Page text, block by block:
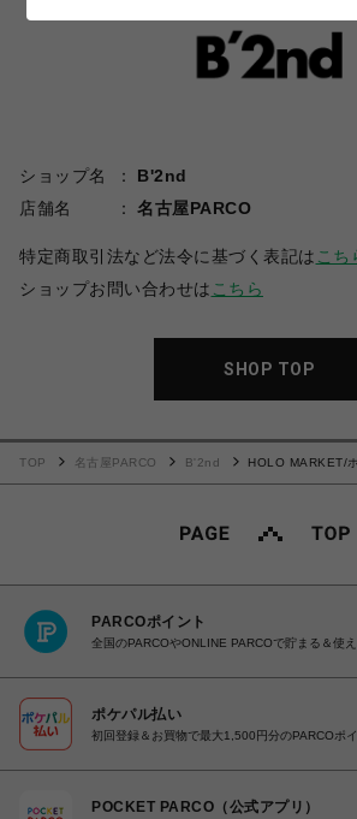
ショップ名
B'2nd
店舗名
名古屋PARCO
特定商取引法など法令に基づく表記は こち
ショップお問い合わせは こちら
SHOP TOP
TOP 名古屋PARCO B'2nd
HOLO MARKET/
PARCOポイント
全国のPARCOやONLINE PARCOで貯まる＆使
ポケパル払い
初回登録＆お買物で最大1,500円分のPARCOポ
POCKET PARCO（公式アプリ）